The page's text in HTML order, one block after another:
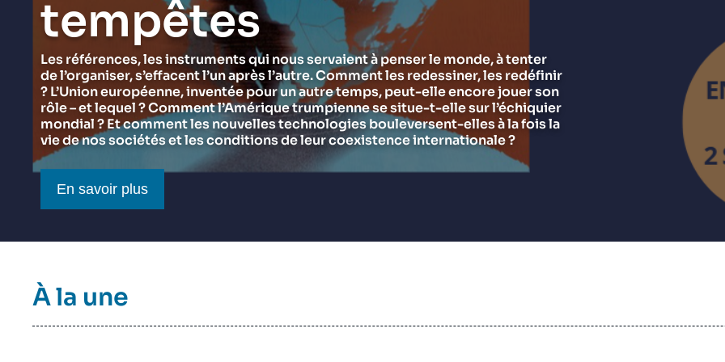
Think tank : notre définition
Partenariats et réseaux
Nous soutenir en tant que professionnel
Chercheurs
Ramses
Politique étrangère
Podcast
Proche-Orient
Intelligence artificielle
Guerre en Ukraine
OTAN
Asie et Indo-Pacifique
Europe
Russie - Eurasie
Afrique du Nord et Moyen-Orient
du Ramses 2027
Jeudi 17 septembre 2026 17:30
tempêtes
Les références, les instruments qui nous servaient à penser le monde, à tenter
de l’organiser, s’effacent l’un après l’autre. Comment les redessiner, les redéfinir
? L’Union européenne, inventée pour un autre temps, peut-elle encore jouer son
rôle – et lequel ? Comment l’Amérique trumpienne se situe-t-elle sur l’échiquier
mondial ? Et comment les nouvelles technologies bouleversent-elles à la fois la
vie de nos sociétés et les conditions de leur coexistence internationale ?
Bouton CTA
En savoir plus
Titre
bloc
À la une